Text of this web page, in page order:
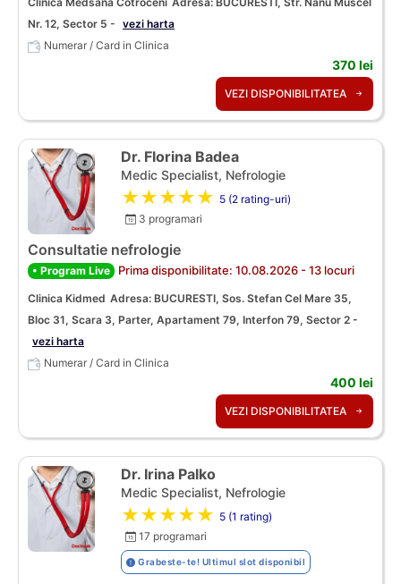
Nr. 12, Sector 5 - vezi harta
Numerar / Card in Clinica
370 lei
VEZI DISPONIBILITATEA
Dr. Florina Badea
Medic Specialist, Nefrologie
★★★★★ 5 (2 rating-uri)
3 programari
Consultatie nefrologie
• Program Live Prima disponibilitate: 10.08.2026 - 13 locuri
Clinica Kidmed Adresa: BUCURESTI, Sos. Stefan Cel Mare 35,
Bloc 31, Scara 3, Parter, Apartament 79, Interfon 79, Sector 2 -
vezi harta
Numerar / Card in Clinica
400 lei
VEZI DISPONIBILITATEA
Dr. Irina Palko
Medic Specialist, Nefrologie
★★★★★ 5 (1 rating)
17 programari
Grabeste-te! Ultimul slot disponibil